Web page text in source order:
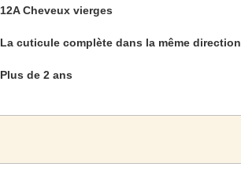
12A Cheveux vierges
La cuticule complète dans la même direction
Plus de 2 ans